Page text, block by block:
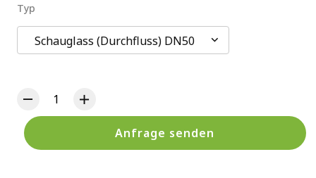
Typ
Schauglass (Durchfluss) DN50
Anfrage senden